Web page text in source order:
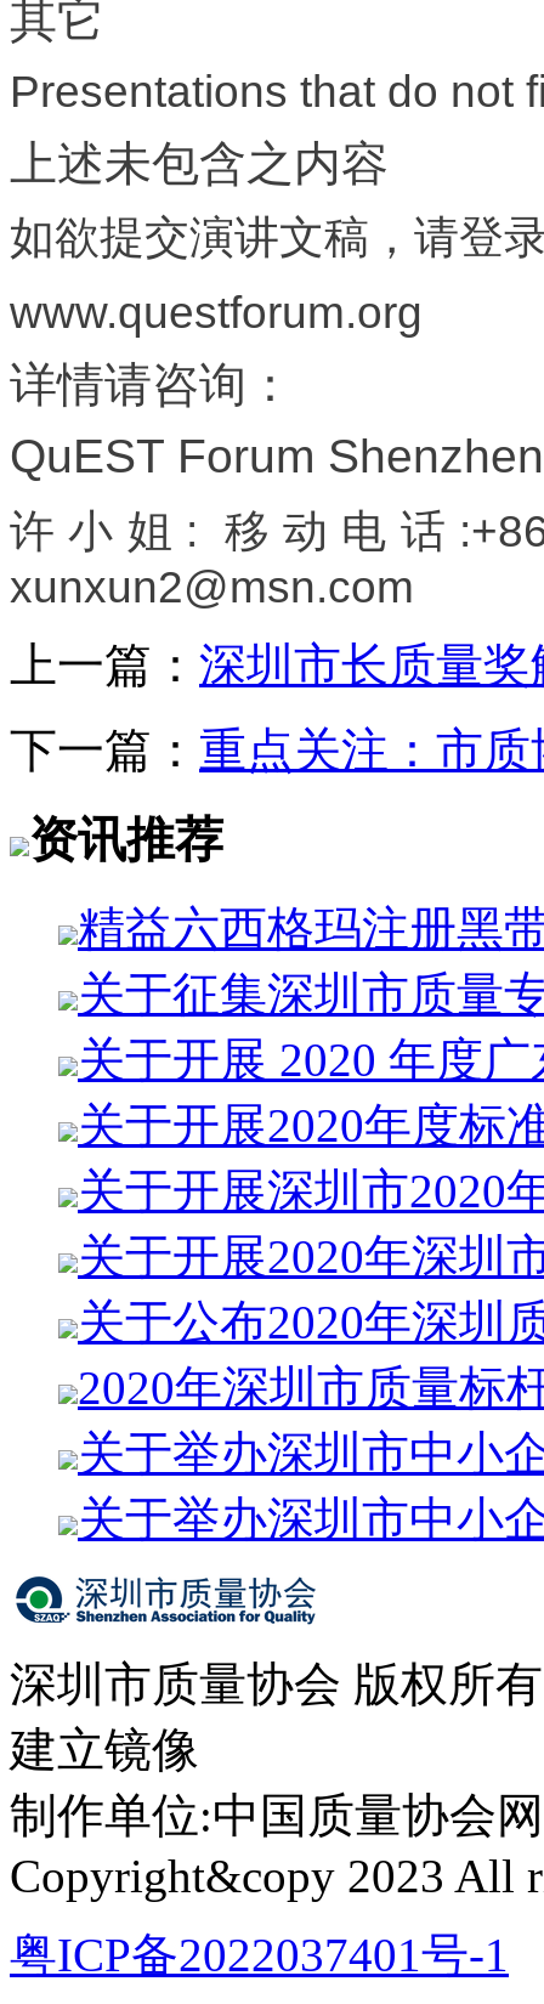
其它
Presentations that do not
上述未包含之内容
如欲提交演讲文稿，请登
www.questforum.org
详情请咨询：
QuEST Forum Shenzhen
许小姐 : 移动电话
xunxun2@msn.com
上一篇： 深圳市长质量
下一篇： 重点关注：市质
资讯推荐
精益六西格玛注册黑
关于征集深圳市质量
关于开展 2020 年度
关于开展2020年度标
关于开展深圳市2020
关于开展2020年深圳
关于公布2020年深圳
2020年深圳市质量标
关于举办深圳市中小
关于举办深圳市中小
深圳市质量协会 版权所
建立镜像
制作单位:中国质量协会
Copyright&copy 2023 All
粤ICP备2022037401号-1